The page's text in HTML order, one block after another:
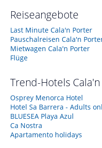
Reiseangebote
Last Minute Cala'n Porter
Pauschalreisen Cala'n
Mietwagen Cala'n Porter
Flüge
Trend-Hotels
Osprey Menorca Hotel
Hotel Sa Barrera - Adults
BLUESEA Playa Azul
Ca Nostra
Apartamento holidays